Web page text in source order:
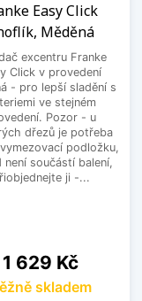
Easy Click
Měděná
excentru Franke
Click v provedení
- pro lepší sladění s
ve stejném
Pozor - u
dřezů je potřeba
podložku,
není součástí balení,
ji -...
Cena
1 629 Kč
skladem